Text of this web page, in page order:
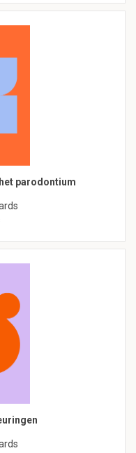
parodontium